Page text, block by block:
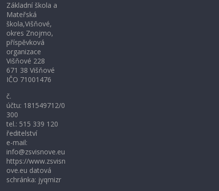
Základní škola a
Mateřská
škola,Višňové,
okres Znojmo,
příspěvková
organizace
Višňové 228
671 38 Višňové
IČO 71001476
č.
účtu: 181549712/0
300
tel.: 515 339 120
ředitelství
e-mail:
info@zsvisnove.eu
https://www.zsvisn
ove.eu datová
schránka: jyqmizr